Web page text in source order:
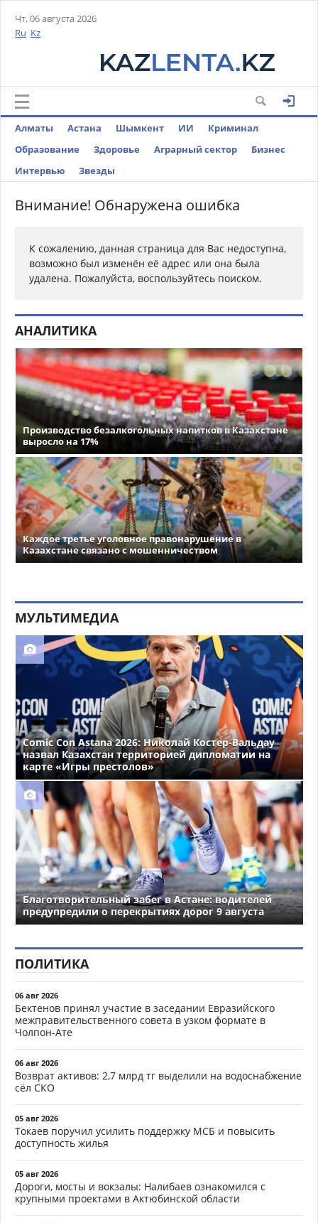
Чт, 06 августа 2026
Ru Kz
Алматы Астана Шымкент ИИ
Криминал
Образование
Здоровье Аграрный сектор
Бизнес
Интервью
Звезды
Внимание! Обнаружена ошибка
К сожалению, данная страница для Вас недоступна,
возможно был изменён её адрес или она была
удалена. Пожалуйста, воспользуйтесь поиском.
АНАЛИТИКА
Производство безалкогольных напитков в Казахстане
выросло на 17%
Каждое третье уголовное правонарушение в
Казахстане связано с мошенничеством
МУЛЬТИМЕДИА
Comic Con Astana 2026: Николай Костер-Вальдау
назвал Казахстан территорией дипломатии на
карте «Игры престолов»
Благотворительный забег в Астане: водителей
предупредили о перекрытиях дорог 9 августа
ПОЛИТИКА
06 авг 2026
Бектенов принял участие в заседании Евразийского
межправительственного совета в узком формате в
Чолпон-Ате
06 авг 2026
Возврат активов: 2,7 млрд тг выделили на водоснабжение
сёл СКО
05 авг 2026
Токаев поручил усилить поддержку МСБ и повысить
доступность жилья
05 авг 2026
Дороги, мосты и вокзалы: Налибаев ознакомился с
крупными проектами в Актюбинской области